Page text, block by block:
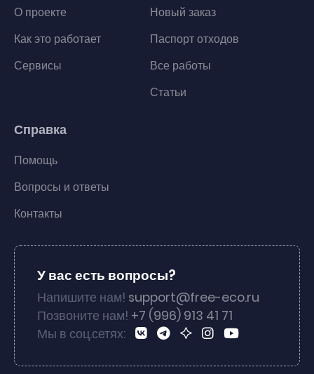
О проекте
Как это работает
Сервисы
Новый заказ
Паспорт отходов
Все работы
Статьи
Справка
Помощь
Вопросы и ответы
Контакты
У вас есть вопросы?
Напишите нам! support@free-eco.ru
Позвоните нам! +7 (996) 913 41 71
Мы в соц.сетях: